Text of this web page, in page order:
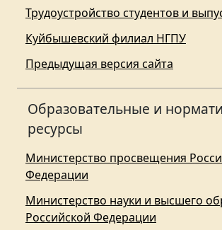
Трудоустройство студентов и
Куйбышевский филиал НГПУ
Предыдущая версия сайта
Образовательные и
ресурсы
Министерство просвещения
Федерации
Министерство науки и высшего
Российской Федерации